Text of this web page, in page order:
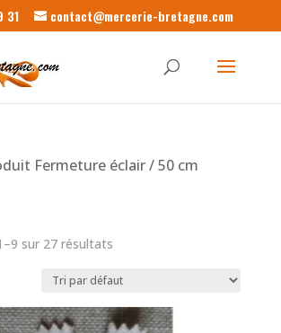
31 contact@mercerie-bretagne.com
Fermeture éclair / 50 cm
sur 27 résultats